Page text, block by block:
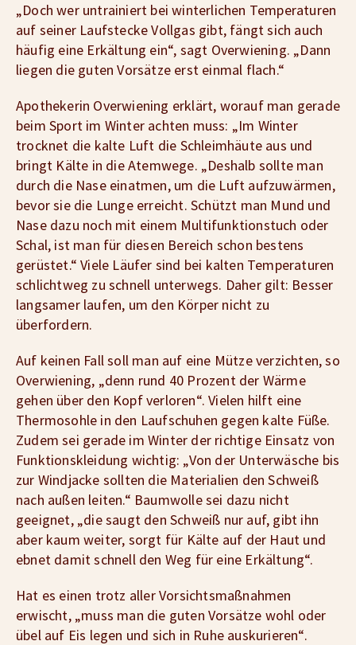
„Doch wer untrainiert bei winterlichen Temperaturen
auf seiner Laufstecke Vollgas gibt, fängt sich auch
häufig eine Erkältung ein“, sagt Overwiening. „Dann
liegen die guten Vorsätze erst einmal flach.“
Apothekerin Overwiening erklärt, worauf man gerade
beim Sport im Winter achten muss: „Im Winter
trocknet die kalte Luft die Schleimhäute aus und
bringt Kälte in die Atemwege. „Deshalb sollte man
durch die Nase einatmen, um die Luft aufzuwärmen,
bevor sie die Lunge erreicht. Schützt man Mund und
Nase dazu noch mit einem Multifunktionstuch oder
Schal, ist man für diesen Bereich schon bestens
gerüstet.“ Viele Läufer sind bei kalten Temperaturen
schlichtweg zu schnell unterwegs. Daher gilt: Besser
langsamer laufen, um den Körper nicht zu
überfordern.
Auf keinen Fall soll man auf eine Mütze verzichten, so
Overwiening, „denn rund 40 Prozent der Wärme
gehen über den Kopf verloren“. Vielen hilft eine
Thermosohle in den Laufschuhen gegen kalte Füße.
Zudem sei gerade im Winter der richtige Einsatz von
Funktionskleidung wichtig: „Von der Unterwäsche bis
zur Windjacke sollten die Materialien den Schweiß
nach außen leiten.“ Baumwolle sei dazu nicht
geeignet, „die saugt den Schweiß nur auf, gibt ihn
aber kaum weiter, sorgt für Kälte auf der Haut und
ebnet damit schnell den Weg für eine Erkältung“.
Hat es einen trotz aller Vorsichtsmaßnahmen
erwischt, „muss man die guten Vorsätze wohl oder
übel auf Eis legen und sich in Ruhe auskurieren“.